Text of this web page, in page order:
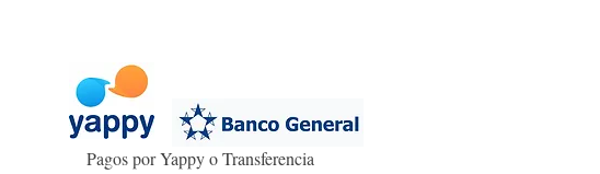
Pagos por Yappy o Transferencia